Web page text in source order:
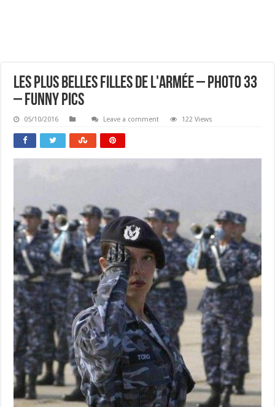
Les Plus Belles Filles De L'armée – Photo 33
– Funny Pics
05/10/2016 Leave a comment 122 Views